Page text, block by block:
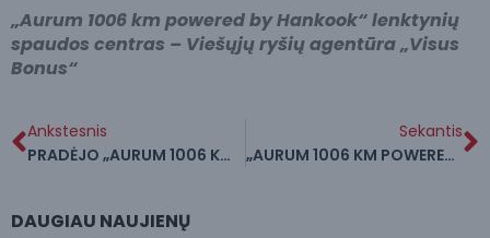
„Aurum 1006 km powered by Hankook“ lenktynių
spaudos centras – Viešųjų ryšių agentūra „Visus
Bonus“
Ankstesnis
PRADĖJO „AURUM 1006 KM POWERED BY HANKOOK” LENKTYNIŲ REGISTRACIJĄ
Sekantis
„AURUM 1006 KM POWERED BY HANKOOK“ LENKTYNES LYDĖS „AUTOFORTAS MOTORS“ AUTOMOBILIAI
DAUGIAU NAUJIENŲ